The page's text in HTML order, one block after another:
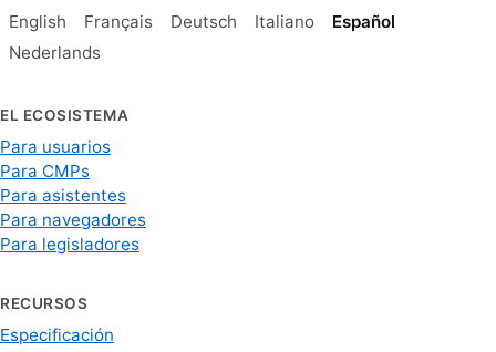
English Français Deutsch Italiano
Español
Nederlands
EL ECOSISTEMA
Para usuarios
Para CMPs
Para asistentes
Para navegadores
Para legisladores
RECURSOS
Especificación